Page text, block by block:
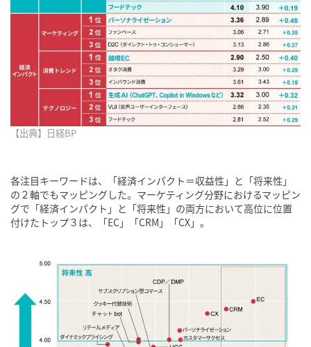
【出典】日経BP
各注目キーワードは、「経済インパクト＝収益性」と「将来性」
の２軸でもマッピングした。マーケティング分野におけるマッピン
グで「経済インパクト」と「将来性」の両方において高位に位置
付けたトップ３は、「EC」「CRM」「CX」。